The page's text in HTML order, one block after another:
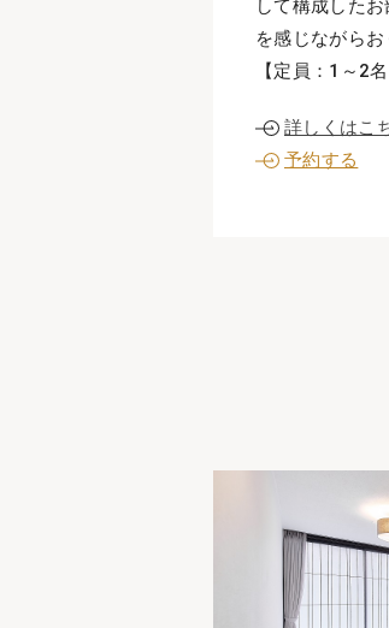
して構成した
を感じながらお
【定員：1～2名
詳しくはこ
予約する